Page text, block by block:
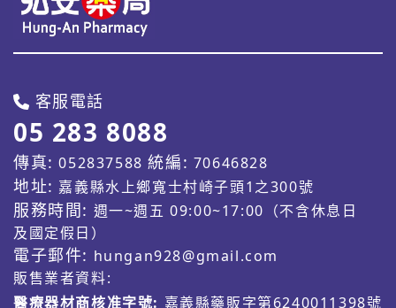
客服電話
05 283 8088
傳真: 052837588統編: 70646828
地址: 嘉義縣水上鄉寬士村崎子頭1之300號
服務時間: 週一~週五 09:00~17:00（不含休息日
及國定假日）
電子郵件: hungan928@gmail.com
販售業者資料:
醫療器材商核准字號: 嘉義縣藥販字第6240011398號